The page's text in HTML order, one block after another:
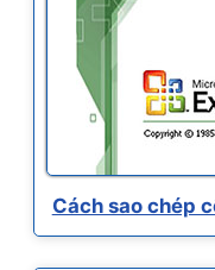
Cách sao chép